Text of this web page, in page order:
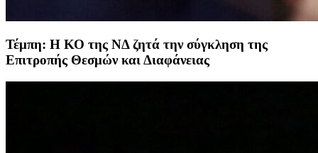
Τέμπη: Η ΚΟ της ΝΔ ζητά την σύγκληση της
Επιτροπής Θεσμών και Διαφάνειας